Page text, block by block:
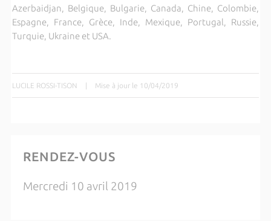
Azerbaidjan, Belgique, Bulgarie, Canada, Chine, Colombie,
Espagne, France, Grèce, Inde, Mexique, Portugal, Russie,
Turquie, Ukraine et USA.
LUCILE ROSSI-TISON | Mise à jour le 10/04/2019
RENDEZ-VOUS
Mercredi 10 avril 2019